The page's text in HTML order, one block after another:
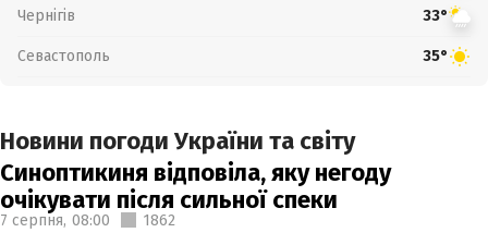
Чернігів 33°
Севастополь 35°
Новини погоди України та світу
Синоптикиня відповіла, яку негоду
очікувати після сильної спеки
7 серпня, 08:00 1862